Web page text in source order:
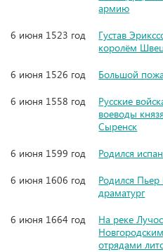
армию
6 июня 1523 год
Густав
королём
6 июня 1526 год
Большой
6 июня 1558 год
Русские
воеводы
Сыренск
6 июня 1599 год
Родился
6 июня 1606 год
Родился Пьер
драматург
6 июня 1664 год
На реке
отрядами